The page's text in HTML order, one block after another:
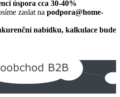
úspora cca 30-40%
zaslat na podpora@home-
nabídku, kalkulace bude